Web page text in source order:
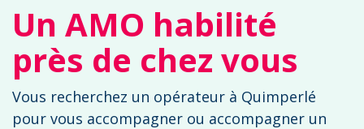
Un AMO habilité
près de chez vous
Vous recherchez un opérateur à Quimperlé
pour vous accompagner ou accompagner un